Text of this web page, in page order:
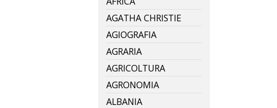
AGATHA CHRISTIE
AGIOGRAFIA
AGRARIA
AGRICOLTURA
AGRONOMIA
ALBANIA